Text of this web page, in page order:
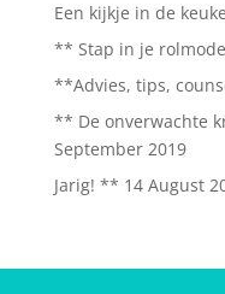
Een kijkje in de
** Stap in je
**Advies, tips,
** De onverwachte
September 2019
Jarig! ** 14 August